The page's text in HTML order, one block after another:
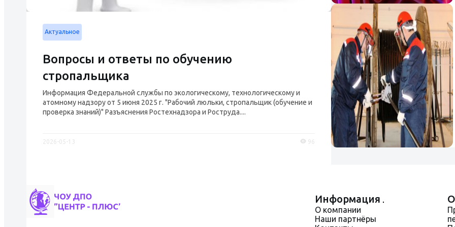
Актуальное
Вопросы и ответы по обучению
стропальщика
Информация Федеральной службы по экологическому, технологическому и
атомному надзору от 5 июня 2025 г. "Рабочий люльки, стропальщик (обучение и
проверка знаний)" Разъяснения Ростехнадзора и Роструда....
2026-05-13 96
Информация
О компании
Наши партнёры